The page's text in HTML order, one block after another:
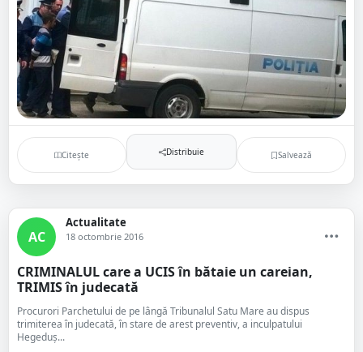
Citește Distribuie Salvează
AC
Actualitate
18 octombrie 2016
CRIMINALUL care a UCIS în bătaie un careian,
TRIMIS în judecată
Procurori Parchetului de pe lângă Tribunalul Satu Mare au dispus
trimiterea în judecată, în stare de arest preventiv, a inculpatului
Hegeduș...